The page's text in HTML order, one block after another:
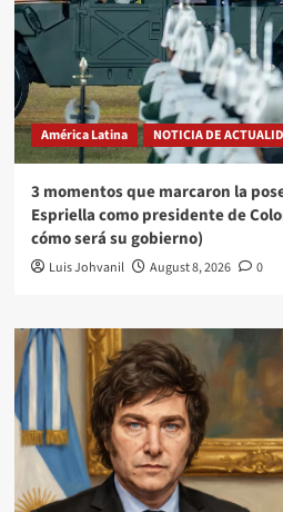
América Latina NOTICIA DE
3 momentos que marcaron la
Espriella como presidente de
cómo será su gobierno)
Luis Johvanil August 8, 2026 0